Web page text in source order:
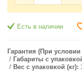
Есть в наличии
Гарантия (При
Габариты с
Вес с упаковкой (кг):